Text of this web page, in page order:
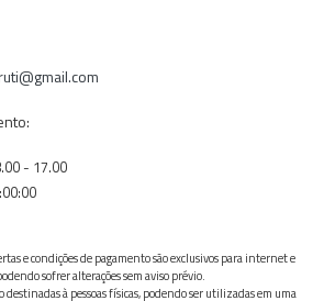
- 17.00
e condições de pagamento são exclusivos para internet e
sofrer alterações sem aviso prévio.
destinadas à pessoas físicas, podendo ser utilizadas em uma